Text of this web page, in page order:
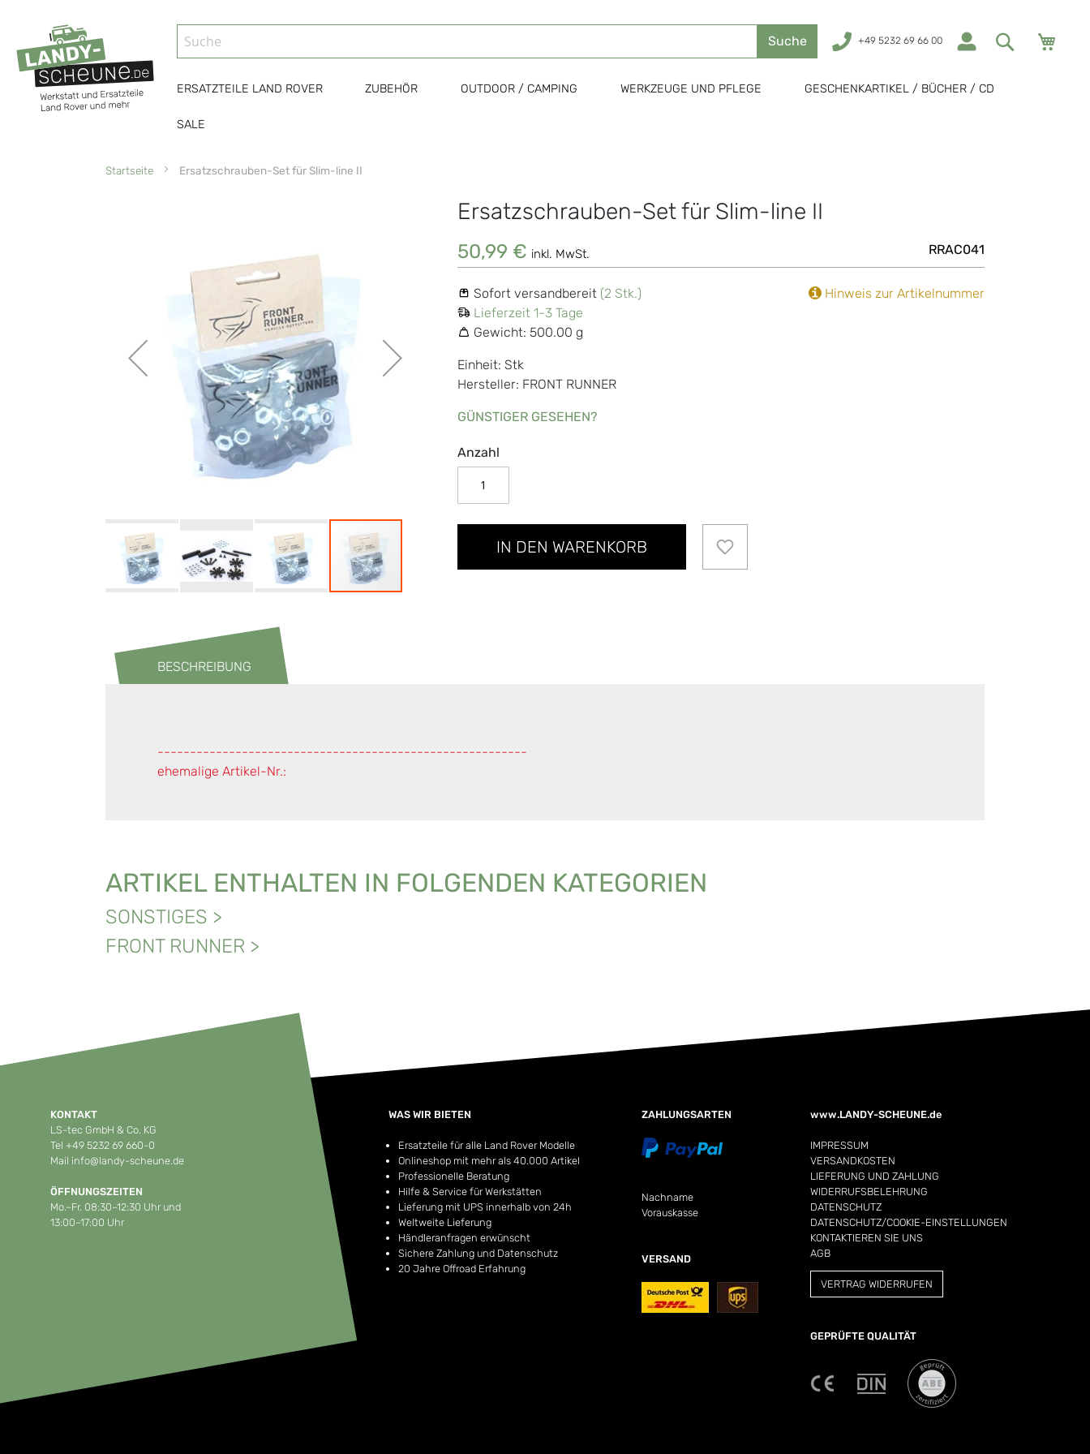
Suche +49 5232 69 66 00
ERSATZTEILE LAND ROVER ZUBEHÖR OUTDOOR / CAMPING WERKZEUGE UND PFLEGE GESCHENKARTIKEL / BÜCHER / CD
SALE
Startseite Ersatzschrauben-Set für Slim-line II
Bildgalerie
Ersatzschrauben-Set für Slim-line II
50,99 € inkl. MwSt. RRAC041
Sofort versandbereit (2 Stk.)
Lieferzeit 1-3 Tage
Gewicht: 500.00 g
Einheit: Stk
Hersteller: FRONT RUNNER
GÜNSTIGER GESEHEN?
Hinweis zur Artikelnummer
Anzahl
IN DEN WARENKORB
BESCHREIBUNG
---------------------------------------------------------
ehemalige Artikel-Nr.:
ARTIKEL ENTHALTEN IN FOLGENDEN KATEGORIEN
SONSTIGES >
FRONT RUNNER >
KONTAKT
LS-tec GmbH & Co. KG
Tel +49 5232 69 660-0
Mail info@landy-scheune.de
ÖFFNUNGSZEITEN
Mo.–Fr. 08:30–12:30 Uhr und
13:00–17:00 Uhr
WAS WIR BIETEN
Ersatzteile für alle Land Rover Modelle
Onlineshop mit mehr als 40.000 Artikel
Professionelle Beratung
Hilfe & Service für Werkstätten
Lieferung mit UPS innerhalb von 24h
Weltweite Lieferung
Händleranfragen erwünscht
Sichere Zahlung und Datenschutz
20 Jahre Offroad Erfahrung
ZAHLUNGSARTEN
Nachname
Vorauskasse
VERSAND
www.LANDY-SCHEUNE.de
IMPRESSUM
VERSANDKOSTEN
LIEFERUNG UND ZAHLUNG
WIDERRUFSBELEHRUNG
DATENSCHUTZ
DATENSCHUTZ/COOKIE-EINSTELLUNGEN
KONTAKTIEREN SIE UNS
AGB
VERTRAG WIDERRUFEN
GEPRÜFTE QUALITÄT